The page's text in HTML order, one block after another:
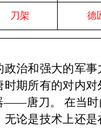
刀架 德
政治和强大的军
时期所有的对内
——唐刀。 在当时
无论是技术上还